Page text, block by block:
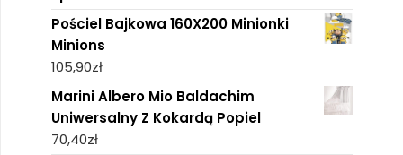
Pościel Bajkowa 160X200 Minionki
Minions
105,90zł
Marini Albero Mio Baldachim
Uniwersalny Z Kokardą Popiel
70,40zł